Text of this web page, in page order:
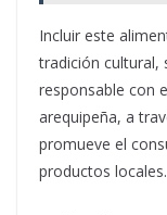
Incluir este
tradición cultural,
responsable con
arequipeña, a
promueve el
productos locales.